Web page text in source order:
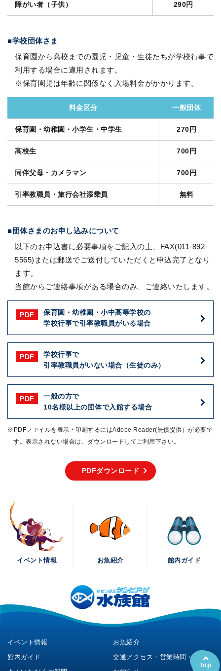
障がい者（子供） 290円
学校団体さま
保育園から高校までの園児・児童・生徒たちが学校行事で
利用する場合に適用されます。
※保育園児は年齢に関係なく入場料金がかかります。
料金区分 一般団体
保育園・幼稚園・小学生・中学生 270円
高校生 700円
同伴父母・カメラマン 700円
引率教職員・旅行会社添乗員 無料
団体さまのお申し込みについて
以下のお申込書に必要事項をご記入の上、FAX(011-892-
5565)または郵送でご送付していただくと申込完了となり
ます。
当館からご連絡事項がある場合のみ、ご連絡いたします。
保育園・幼稚園・小中高等学校の
学校行事で引率教職員がいる場合
学校行事で
引率教職員がいない場合（生徒のみ）
一般の方で
10名様以上の団体で入館する場合
※PDFファイルを表示・印刷するにはAdobe Reader(無償提供）が必要で
す。表示されない場合は、ダウンロードしてご利用下さい。
PDFダウンロード
イベント情報 お魚紹介 館内ガイド
イベント情報
お魚紹介
館内ガイド
交通アクセス・営業時間・料金
top